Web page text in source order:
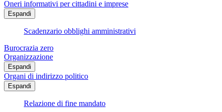
Oneri informativi per cittadini e imprese
Espandi
Scadenzario obblighi amministrativi
Burocrazia zero
Organizzazione
Espandi
Organi di indirizzo politico
Espandi
Relazione di fine mandato